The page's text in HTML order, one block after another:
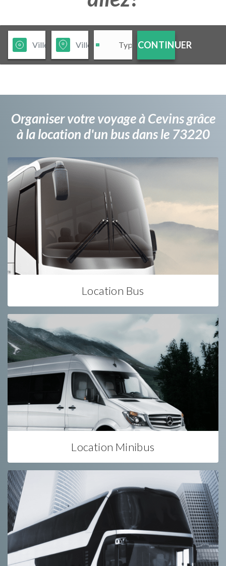
CONTINUER
Organiser votre voyage à Cevins grâce
à la location d'un bus dans le 73220
Location Bus
Location Minibus